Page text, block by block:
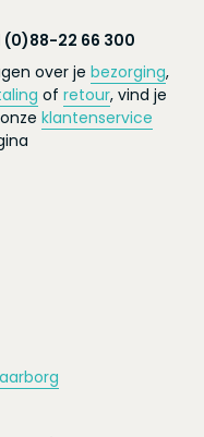
(0)88-22 66 300
over je bezorging,
of retour, vind je
klantenservice